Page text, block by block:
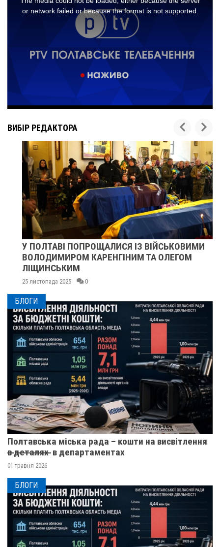
ВИБІР РЕДАКТОРА
У ПОЛТАВІ ПОПРОЩАЛИСЯ ІЗ ВІЙСЬКОВИМИ
ВОЛОДИМИРОМ КАРЕНГІНИМ ТА ОЛЕГОМ
ЛІЩИНСЬКИМ
25 листопада 2025 0
БЛОГИ
Полтавська міська рада – кошти на висвітлення
в̶ ̶д̶е̶т̶а̶л̶я̶х̶ ̶ в департаментах
01 травня 2026
БЛОГИ